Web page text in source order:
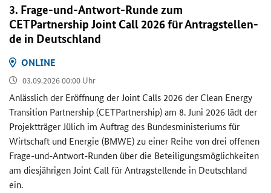
3. Frage-​und-Antwort-Runde zum
CETPartnership Joint Call 2026 für An­trag­stel­len­
de in Deutsch­land
ON­LINE
03.09.2026 00:00 Uhr
An­läss­lich der Er­öff­nung derJoint Calls 2026 der Clean Energy
Transition Partnership (CETPartnership)am 8. Juni 2026 lädt der
Pro­jekt­trä­ger Jü­lich im Auf­trag des Bun­des­mi­nis­te­ri­ums für
Wirt­schaft und En­er­gie (BMWE) zu einer Reihe von drei of­fe­nen
Frage-​und-Antwort-Runden über die Be­tei­li­gungs­mög­lich­kei­ten
am dies­jäh­ri­genJoint Callfür An­trag­stel­len­de in Deutsch­land
ein.